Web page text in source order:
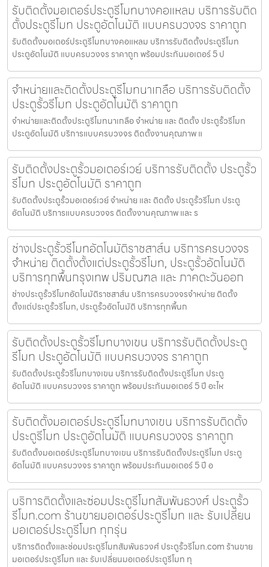
รับติดตั้งมอเตอร์ประตูรีโมทบางคอแหลม บริการรับติด
ตั้งประตูรีโมท ประตูอัตโนมัติ แบบครบวงจร ราคาถูก
รับติดตั้งมอเตอร์ประตูรีโมทบางคอแหลม บริการรับติดตั้งประตูรีโมท
ประตูอัตโนมัติ แบบครบวงจร ราคาถูก พร้อมประกันมอเตอร์ 5 ป
จำหน่ายและติดตั้งประตูรีโมทนาเกลือ บริการรับติดตั้ง
ประตูรั้วรีโมท ประตูอัตโนมัติ ราคาถูก
จำหน่ายและติดตั้งประตูรีโมทนาเกลือ จำหน่าย และ ติดตั้ง ประตูรั้วรีโมท
ประตูอัตโนมัติ บริการแบบครบวงจร ติดตั้งงานคุณภาพ แ
รับติดตั้งประตูรั้วมอเตอร์เวย์ บริการรับติดตั้ง ประตูรั้ว
รีโมท ประตูอัตโนมัติ ราคาถูก
รับติดตั้งประตูรั้วมอเตอร์เวย์ จำหน่าย และ ติดตั้ง ประตูรั้วรีโมท ประตู
อัตโนมัติ บริการแบบครบวงจร ติดตั้งงานคุณภาพ และ ร
ช่างประตูรั้วรีโมทอัตโนมัติราชสาส์น บริการครบวงจร
จำหน่าย ติดตั้งตั้งแต่ประตูรั้วรีโมท, ประตูรั้วอัตโนมัติ
บริการทุกพื้นกรุงเทพ ปริมณฑล และ ภาคตะวันออก
ช่างประตูรั้วรีโมทอัตโนมัติราชสาส์น บริการครบวงจรจำหน่าย ติดตั้ง
ตั้งแต่ประตูรั้วรีโมท, ประตูรั้วอัตโนมัติ บริการทุกพื้นก
รับติดตั้งประตูรั้วรีโมทบางเขน บริการรับติดตั้งประตู
รีโมท ประตูอัตโนมัติ แบบครบวงจร ราคาถูก
รับติดตั้งประตูรั้วรีโมทบางเขน บริการรับติดตั้งประตูรีโมท ประตู
อัตโนมัติ แบบครบวงจร ราคาถูก พร้อมประกันมอเตอร์ 5 ปี อะไห
รับติดตั้งมอเตอร์ประตูรีโมทบางเขน บริการรับติดตั้ง
ประตูรีโมท ประตูอัตโนมัติ แบบครบวงจร ราคาถูก
รับติดตั้งมอเตอร์ประตูรีโมทบางเขน บริการรับติดตั้งประตูรีโมท ประตู
อัตโนมัติ แบบครบวงจร ราคาถูก พร้อมประกันมอเตอร์ 5 ปี อ
บริการติดตั้งและซ่อมประตูรีโมทสัมพันธวงศ์ ประตูรั้ว
รีโมท.com ร้านขายมอเตอร์ประตูรีโมท และ รับเปลี่ยน
มอเตอร์ประตูรีโมท ทุกรุ่น
บริการติดตั้งและซ่อมประตูรีโมทสัมพันธวงศ์ ประตูรั้วรีโมท.com ร้านขาย
มอเตอร์ประตูรีโมท และ รับเปลี่ยนมอเตอร์ประตูรีโมท ทุ